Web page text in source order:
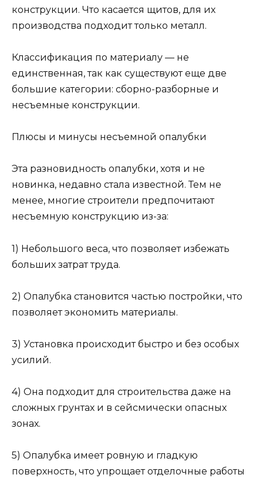
конструкции. Что касается щитов, для их
производства подходит только металл.
Классификация по материалу — не
единственная, так как существуют еще две
большие категории: сборно-разборные и
несъемные конструкции.
Плюсы и минусы несъемной опалубки
Эта разновидность опалубки, хотя и не
новинка, недавно стала известной. Тем не
менее, многие строители предпочитают
несъемную конструкцию из-за:
1) Небольшого веса, что позволяет избежать
больших затрат труда.
2) Опалубка становится частью постройки, что
позволяет экономить материалы.
3) Установка происходит быстро и без особых
усилий.
4) Она подходит для строительства даже на
сложных грунтах и в сейсмически опасных
зонах.
5) Опалубка имеет ровную и гладкую
поверхность, что упрощает отделочные работы